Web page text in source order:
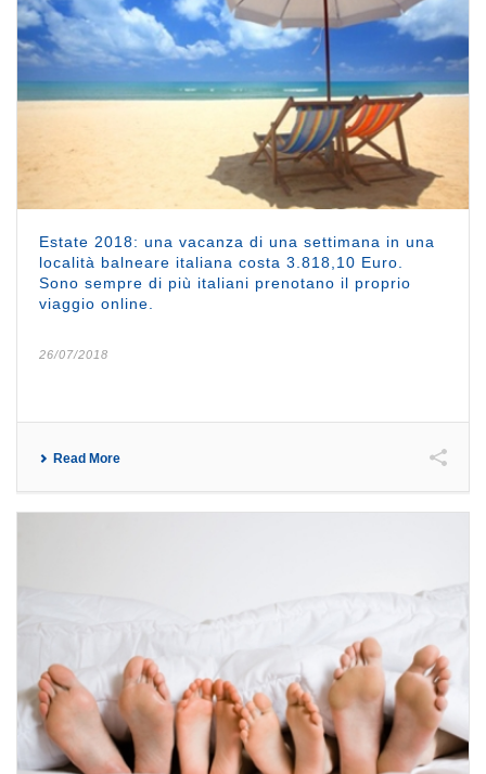
Estate 2018: una vacanza di una settimana in una
località balneare italiana costa 3.818,10 Euro.
Sono sempre di più italiani prenotano il proprio
viaggio online.
26/07/2018
Read More